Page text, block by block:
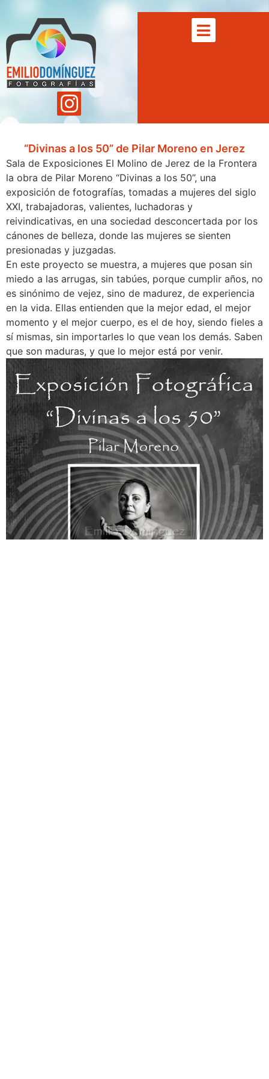
“Divinas a los 50” de Pilar Moreno en Jerez
Sala de Exposiciones El Molino de Jerez de la Frontera
la obra de Pilar Moreno “Divinas a los 50”, una
exposición de fotografías, tomadas a mujeres del siglo
XXI, trabajadoras, valientes, luchadoras y
reivindicativas, en una sociedad desconcertada por los
cánones de belleza, donde las mujeres se sienten
presionadas y juzgadas.
En este proyecto se muestra, a mujeres que posan sin
miedo a las arrugas, sin tabúes, porque cumplir años, no
es sinónimo de vejez, sino de madurez, de experiencia
en la vida. Ellas entienden que la mejor edad, el mejor
momento y el mejor cuerpo, es el de hoy, siendo fieles a
sí mismas, sin importarles lo que vean los demás. Saben
que son maduras, y que lo mejor está por venir.